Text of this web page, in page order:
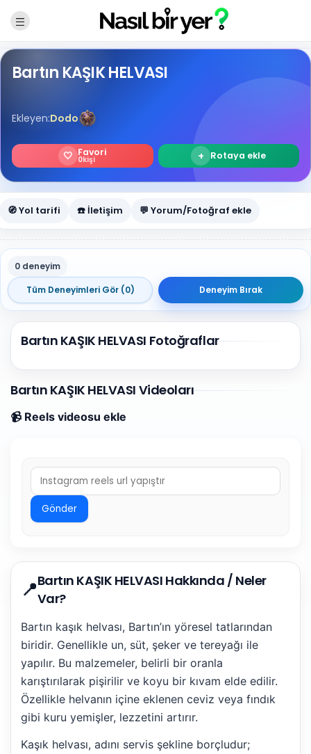
Bartın KAŞIK HELVASI
Ekleyen:Dodo
🤍 Favori
0kişi + Rotaya ekle
🧭 Yol tarifi ☎️ İletişim 💬 Yorum/Fotoğraf ekle
0 deneyim
Tüm Deneyimleri Gör (0)
Deneyim Bırak
Bartın KAŞIK HELVASI Fotoğraflar
Bartın KAŞIK HELVASI Videoları
📹 Reels videosu ekle
Gönder
📍Bartın KAŞIK HELVASI Hakkında / Neler
Var?
Bartın kaşık helvası, Bartın’ın yöresel tatlarından
biridir. Genellikle un, süt, şeker ve tereyağı ile
yapılır. Bu malzemeler, belirli bir oranla
karıştırılarak pişirilir ve koyu bir kıvam elde edilir.
Özellikle helvanın içine eklenen ceviz veya fındık
gibi kuru yemişler, lezzetini artırır.
Kaşık helvası, adını servis şekline borçludur;